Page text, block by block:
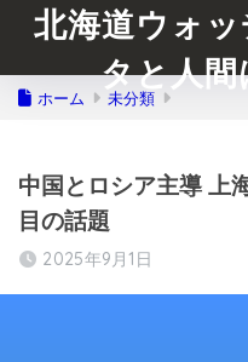
北海道ウォ
タと人
ホーム 未分類
中国とロシア主導 上
目の話題
2025年9月1日